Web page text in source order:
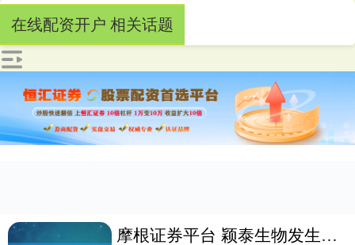
在线配资开户 相关话题
摩根证券平台 颖泰生物发生大宗交易 成交折价率30.66%